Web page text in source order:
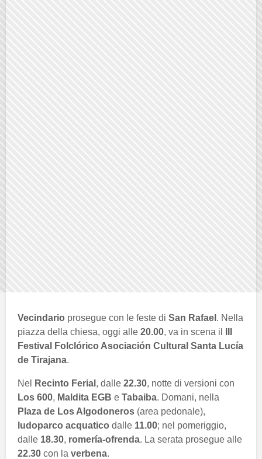
Vecindario prosegue con le feste di San Rafael . Nella
piazza della chiesa, oggi alle 20.00, va in scena il
Festival Folclórico Asociación Cultural Santa Lucía
de Tirajana.
Nel Recinto Ferial , dalle 22.30, notte di versioni con
Los 600, Maldita EGB e Tabaiba. Domani, nella
Plaza de Los Algodoneros (area pedonale),
ludoparco acquatico dalle 11.00; nel pomeriggio,
dalle 18.30, romería-ofrenda. La serata prosegue alle
22.30 con la verbena.